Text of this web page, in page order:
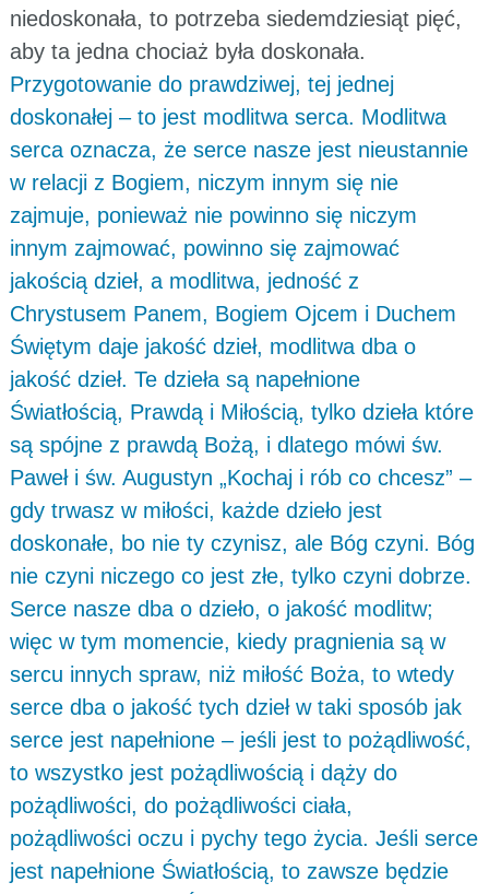
niedoskonała, to potrzeba siedemdziesiąt pięć,
aby ta jedna chociaż była doskonała.
Przygotowanie do prawdziwej, tej jednej
doskonałej – to jest modlitwa serca. Modlitwa
serca oznacza, że serce nasze jest nieustannie
w relacji z Bogiem, niczym innym się nie
zajmuje, ponieważ nie powinno się niczym
innym zajmować, powinno się zajmować
jakością dzieł, a modlitwa, jedność z
Chrystusem Panem, Bogiem Ojcem i Duchem
Świętym daje jakość dzieł, modlitwa dba o
jakość dzieł. Te dzieła są napełnione
Światłością, Prawdą i Miłością, tylko dzieła które
są spójne z prawdą Bożą, i dlatego mówi św.
Paweł i św. Augustyn „Kochaj i rób co chcesz” –
gdy trwasz w miłości, każde dzieło jest
doskonałe, bo nie ty czynisz, ale Bóg czyni. Bóg
nie czyni niczego co jest złe, tylko czyni dobrze.
Serce nasze dba o dzieło, o jakość modlitw;
więc w tym momencie, kiedy pragnienia są w
sercu innych spraw, niż miłość Boża, to wtedy
serce dba o jakość tych dzieł w taki sposób jak
serce jest napełnione – jeśli jest to pożądliwość,
to wszystko jest pożądliwością i dąży do
pożądliwości, do pożądliwości ciała,
pożądliwości oczu i pychy tego życia. Jeśli serce
jest napełnione Światłością, to zawsze będzie